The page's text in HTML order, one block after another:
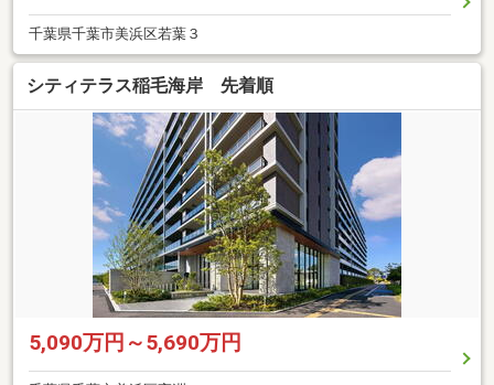
千葉県千葉市美浜区若葉３
シティテラス稲毛海岸 先着順
5,090万円～5,690万円